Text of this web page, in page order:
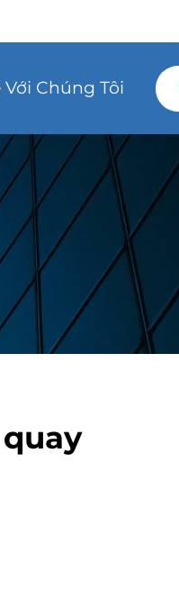
Với Chúng Tôi